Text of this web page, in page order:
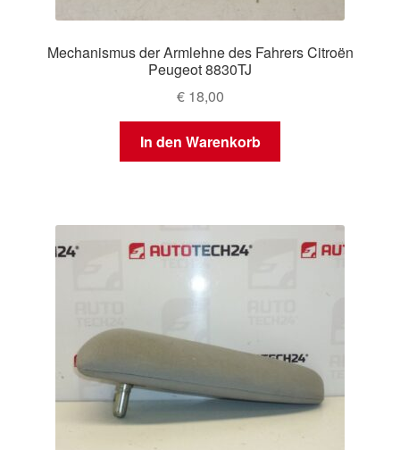
Mechanismus der Armlehne des Fahrers Citroën
Peugeot 8830TJ
€18,00
In den Warenkorb